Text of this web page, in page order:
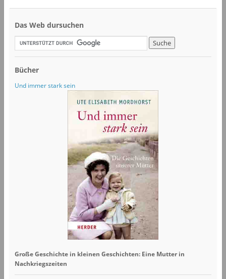
Das Web dursuchen
Bücher
Und immer stark sein
Große Geschichte in kleinen Geschichten: Eine Mutter in
Nachkriegszeiten